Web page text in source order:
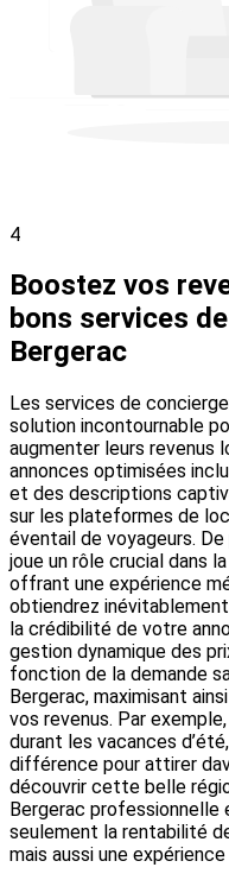
4
Boostez vos
bons services
Bergerac
Les services de
solution incontournable
augmenter leurs revenus
annonces optimisées
et des descriptions
sur les plateformes de
éventail de voyageurs.
joue un rôle crucial dans
offrant une expérience
obtiendrez
la crédibilité de votre
gestion dynamique des
fonction de la demande
Bergerac, maximisant
vos revenus. Par
durant les vacances
différence pour attirer
découvrir cette belle
Bergerac professionnelle
seulement la rentabilité
mais aussi une